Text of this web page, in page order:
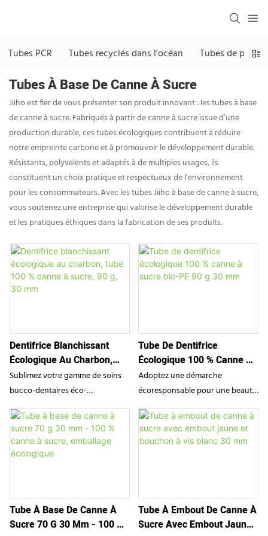
Tubes PCR Tubes recyclés dans l'océan Tubes de paille
Tubes À Base De Canne À Sucre
Jiiho est fier de vous présenter son produit innovant : les tubes à base
de canne à sucre. Fabriqués à partir de canne à sucre issue d’une
production durable, ces tubes écologiques contribuent à réduire
notre empreinte carbone et à promouvoir le développement durable.
Résistants, polyvalents et adaptés à de multiples usages, ils
constituent un choix pratique et respectueux de l’environnement
pour les consommateurs. Avec les tubes Jiiho à base de canne à sucre,
vous soutenez une entreprise qui valorise le développement durable
et les pratiques éthiques dans la fabrication de ses produits.
Dentifrice Blanchissant
Écologique Au Charbon,
Tube 100 % Canne À Sucre,
90 G, 30 Mm
Sublimez votre gamme de soins
bucco-dentaires éco-
responsables avec ce tube de
dentifrice de 90 g en plastique de
canne à sucre de SampoX. Cet
emballage écologique est
sucre, offrant une alternative
durable aux plastiques
traditionnels dérivés du pétrole.
Tube De Dentifrice
Écologique 100 % Canne À
Sucre Bio-PE 90 G 30 Mm
Adoptez une démarche
écoresponsable pour une beauté
durable avec ce tube de
dentifrice écologique de 90 g
signé SampoX. Fabriqué
carbone aux plastiques
traditionnels, sans compromis sur
la durabilité ni l'esthétique. Avec
Tube À Base De Canne À
Sucre 70 G 30 Mm - 100 %
Tube À Embout De Canne À
Sucre Avec Embout Jaune